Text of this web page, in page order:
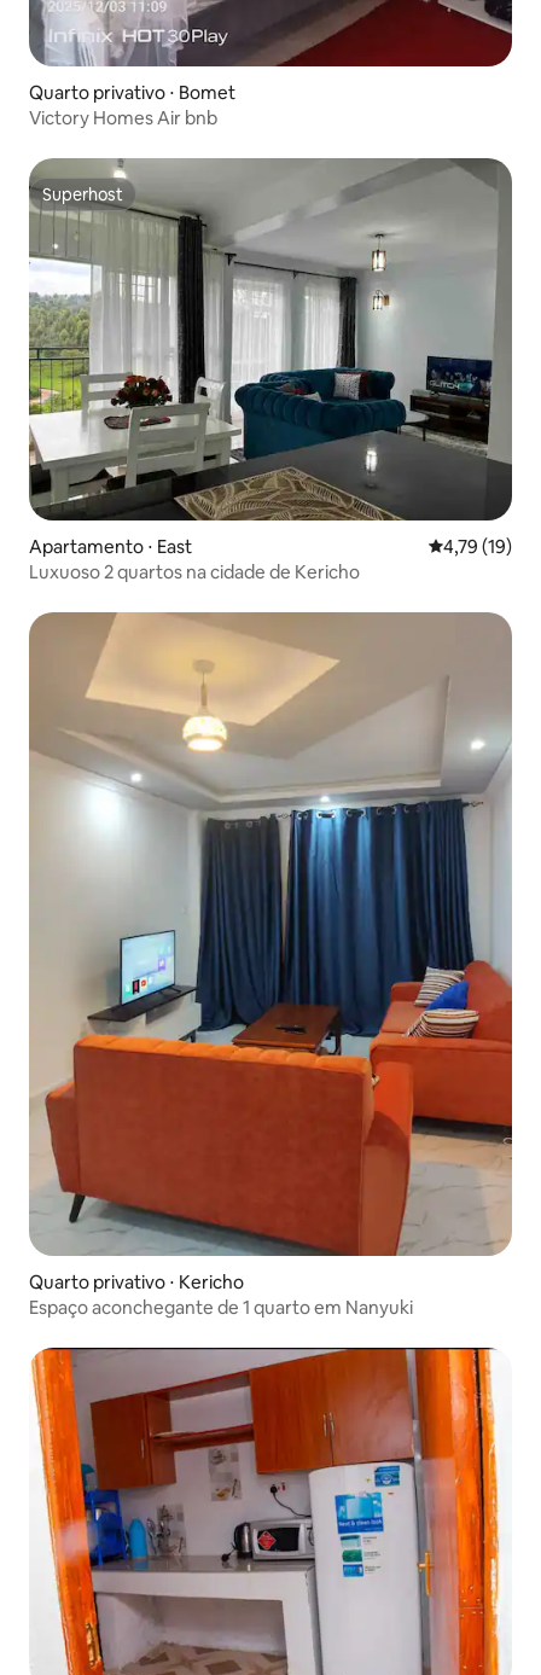
Quarto privativo ⋅ Bomet
Victory Homes Air bnb
Superhost
Superhost
Apartamento ⋅ East 4,79 de uma
4,79 (19)
Luxuoso 2 quartos na cidade de Kericho
Quarto privativo ⋅ Kericho
Espaço aconchegante de 1 quarto em Nanyuki